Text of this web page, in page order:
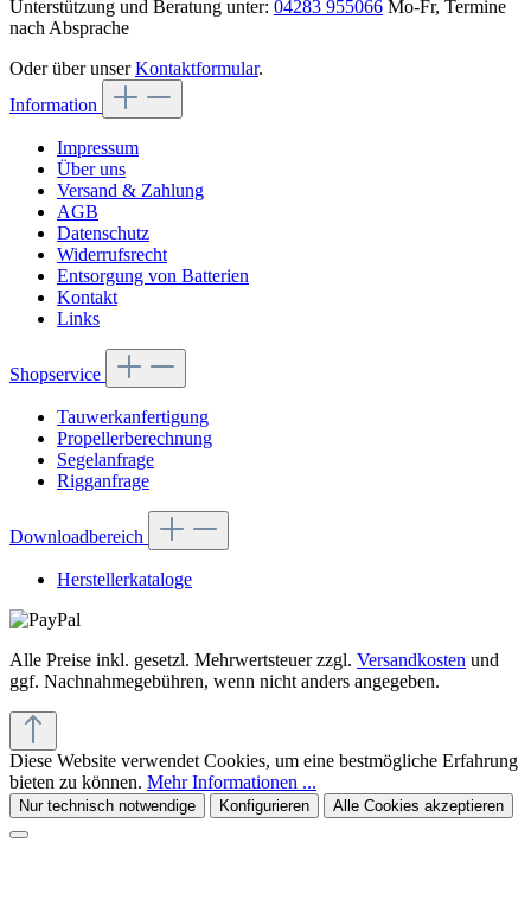
Unterstützung und Beratung unter: 04283 955066 Mo-Fr, Termine
nach Absprache
Oder über unserKontaktformular.
Information
Impressum
Über uns
Versand & Zahlung
AGB
Datenschutz
Widerrufsrecht
Entsorgung von Batterien
Kontakt
Links
Shopservice
Tauwerkanfertigung
Propellerberechnung
Segelanfrage
Rigganfrage
Downloadbereich
Herstellerkataloge
Alle Preise inkl. gesetzl. Mehrwertsteuer zzgl. Versandkosten und
ggf. Nachnahmegebühren, wenn nicht anders angegeben.
Diese Website verwendet Cookies, um eine bestmögliche Erfahrung
bieten zu können. Mehr Informationen ...
Nur technisch notwendige Konfigurieren Alle Cookies akzeptieren